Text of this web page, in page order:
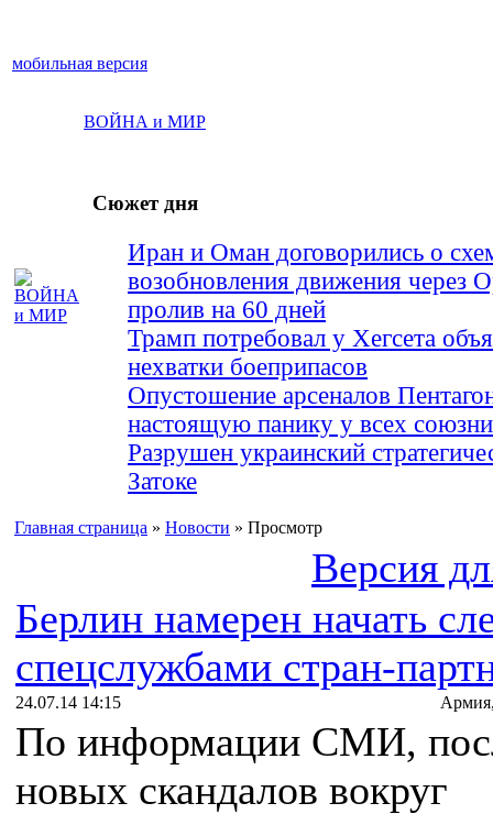
мобильная версия
ВОЙНА и МИР
Сюжет дня
Иран и Оман договорились о
возобновления движения через
пролив на 60 дней
Трамп потребовал у Хегсета
нехватки боеприпасов
Опустошение арсеналов
настоящую панику у всех
Разрушен украинский
Затоке
Главная страница » Новости » Просмотр
Версия
Берлин намерен начать
спецслужбами стран-
24.07.14 14:15
По информации СМИ,
новых скандалов вокруг